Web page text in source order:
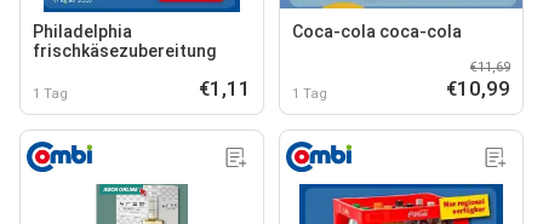
Philadelphia
frischkäsezubereitung
1 Tag €1,11
Coca-cola coca-cola
1 Tag
€11,69
€10,99